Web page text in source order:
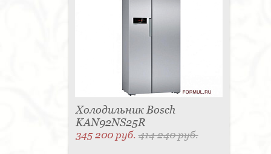
Холодильник Bosch
KAN92NS25R
345 200 руб.414 240 руб.